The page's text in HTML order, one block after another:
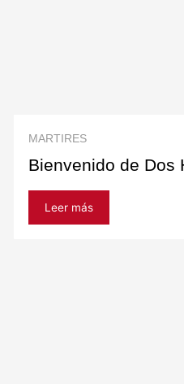
MARTIRES
Bienvenido de Dos
Leer más